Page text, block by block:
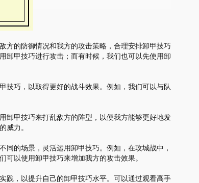
方的防御情况和我方的攻击策略，合理安排卸甲技巧
卸甲技巧进行攻击；而有时候，我们也可以先使用卸
技巧，以取得更好的战斗效果。例如，我们可以与队
卸甲技巧来打乱敌方的阵型，以便我方能够更好地发
威力。
的场景，灵活运用卸甲技巧。例如，在攻城战中，
以使用卸甲技巧来增加我方的攻击效果。
践，以提升自己的卸甲技巧水平。可以通过观看高手